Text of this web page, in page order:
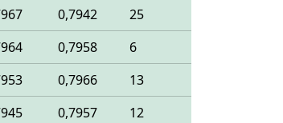
0,7942
25
0,7958
6
0,7966
13
0,7957
12